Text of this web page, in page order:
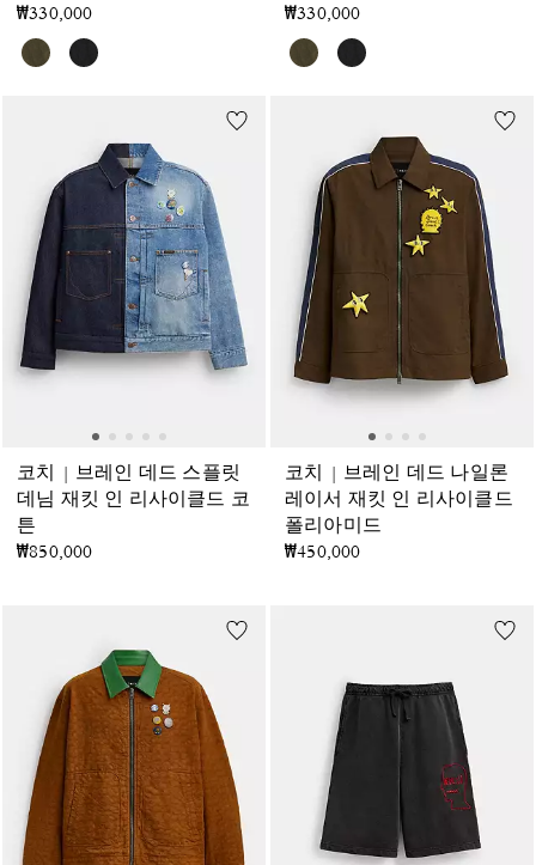
₩330,000
₩330,000
코치 | 브레인 데드 스플릿
데님 재킷 인 리사이클드 코
튼
₩850,000
코치 | 브레인 데드 나일론
레이서 재킷 인 리사이클드
폴리아미드
₩450,000